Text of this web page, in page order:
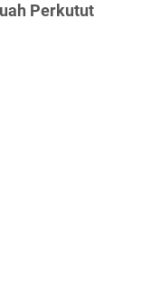
Perkutut